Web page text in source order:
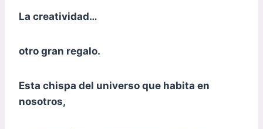
La creatividad…
otro gran regalo.
Esta chispa del universo que habita en
nosotros,